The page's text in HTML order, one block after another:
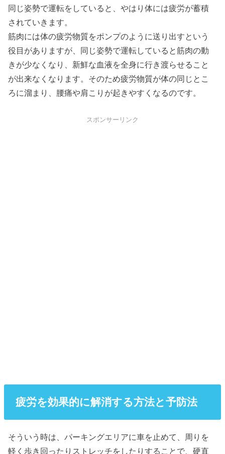
同じ姿勢で運転をしていると、やはり体には疲労が蓄積
されていきます。
筋肉には体の疲労物質をポンプのように送り出すという
役目がありますが、同じ姿勢で運転していると筋肉の動
きが少なくなり、新鮮な血液を全身に行き渡らせること
が出来なくなります。そのため疲労物質が体の同じとこ
ろに溜まり、腰痛や肩こりが起きやすくなるのです。
スポンサーリンク
疲労を効果的に解消する方法と予防法
そういう時は、パーキングエリアに車を止めて、周りを
軽く歩き回ったりストレッチをしたりすることで、硬直